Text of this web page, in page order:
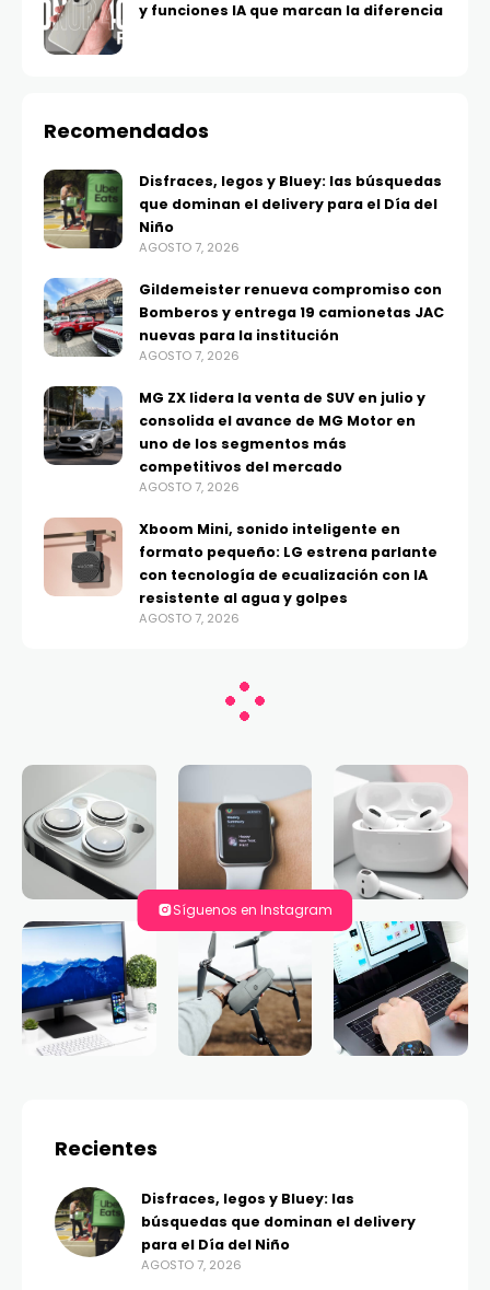
y funciones IA que marcan la diferencia
Recomendados
Disfraces, legos y Bluey: las búsquedas
que dominan el delivery para el Día del
Niño
AGOSTO 7, 2026
Gildemeister renueva compromiso con
Bomberos y entrega 19 camionetas JAC
nuevas para la institución
AGOSTO 7, 2026
MG ZX lidera la venta de SUV en julio y
consolida el avance de MG Motor en
uno de los segmentos más
competitivos del mercado
AGOSTO 7, 2026
Xboom Mini, sonido inteligente en
formato pequeño: LG estrena parlante
con tecnología de ecualización con IA
resistente al agua y golpes
AGOSTO 7, 2026
Síguenos en Instagram
Recientes
Disfraces, legos y Bluey: las
búsquedas que dominan el delivery
para el Día del Niño
AGOSTO 7, 2026